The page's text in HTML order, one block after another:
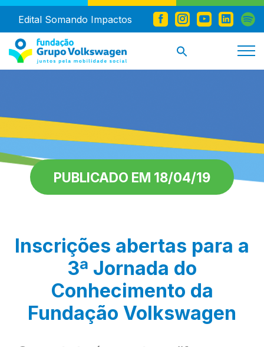
Edital Somando Impactos
PUBLICADO EM 18/04/19
Inscrições abertas para a
3ª Jornada do
Conhecimento da
Fundação Volkswagen